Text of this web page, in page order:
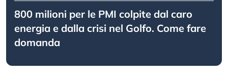
800 milioni per le PMI colpite dal caro
energia e dalla crisi nel Golfo. Come fare
domanda